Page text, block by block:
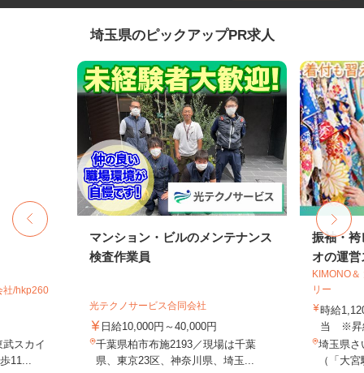
埼玉県のピックアップPR求人
社/hkp260
スカイ
11...
マンション・ビルのメンテナンス
検査作業員
光テクノサービス合同会社
日給10,000円～40,000円
千葉県柏市布施2193／現場は千葉
県、東京23区、神奈川県、埼玉...
振袖・袴
オの運営
KIMONO
リー
時給
当 ※昇
埼玉県さ
（「大